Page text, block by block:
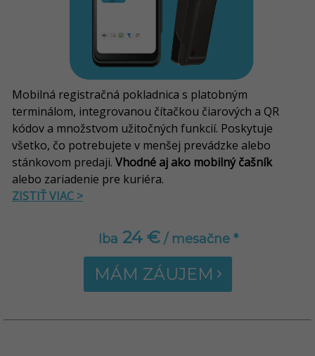
Mobilná registračná pokladnica s platobným
terminálom, integrovanou čítačkou čiarových a QR
kódov a množstvom užitočných funkcií. Poskytuje
všetko, čo potrebujete v menšej prevádzke alebo
stánkovom predaji. Vhodné aj ako mobilný čašník
alebo zariadenie pre kuriéra.
ZISTIŤ VIAC >
Iba 24 €/ mesačne *
MÁM ZÁUJEM